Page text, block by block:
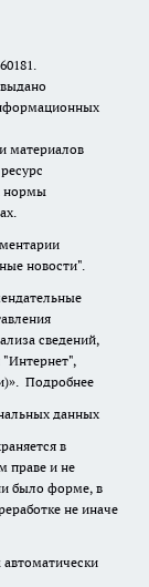
материалов
нормы
новости".
сведений,
"Интернет",
Подробнее
данных
в
праве и не
было форме, в
не иначе